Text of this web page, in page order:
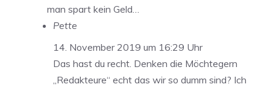
man spart kein Geld…
Pette
14. November 2019 um 16:29 Uhr
Das hast du recht. Denken die Möchtegern
„Redakteure“ echt das wir so dumm sind? Ich